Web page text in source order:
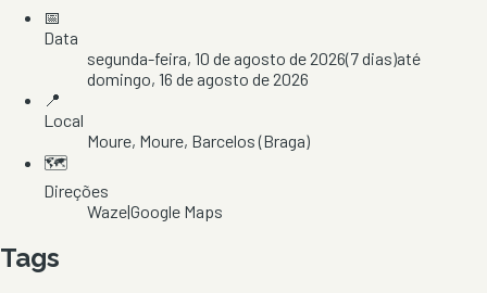
📅
Data
segunda-feira, 10 de agosto de 2026(7dias)até
domingo, 16 de agosto de 2026
📍
Local
Moure, Moure, Barcelos(Braga)
🗺️
Direções
Waze|Google Maps
Tags